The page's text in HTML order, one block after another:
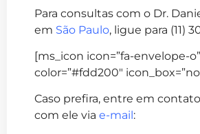
Para consultas com o Dr.
em São Paulo, ligue para (11)
[ms_icon icon=”fa-envelope-o”
color=”#fdd200″
Caso prefira, entre em
com ele via e-mail :